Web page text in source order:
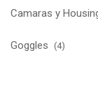
Camaras y
Goggles (4)